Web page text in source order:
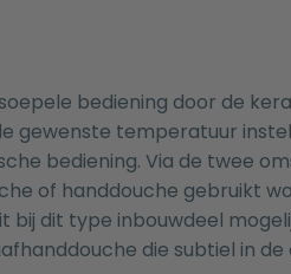
bediening door de
gewenste temperatuur
bediening. Via de twee
of handdouche gebruikt
bij dit type inbouwdeel
die subtiel in